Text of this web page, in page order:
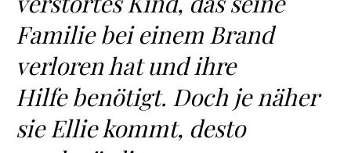
Familie bei einem Brand
verloren hat und ihre
Hilfe benötigt. Doch je näher
sie Ellie kommt, desto